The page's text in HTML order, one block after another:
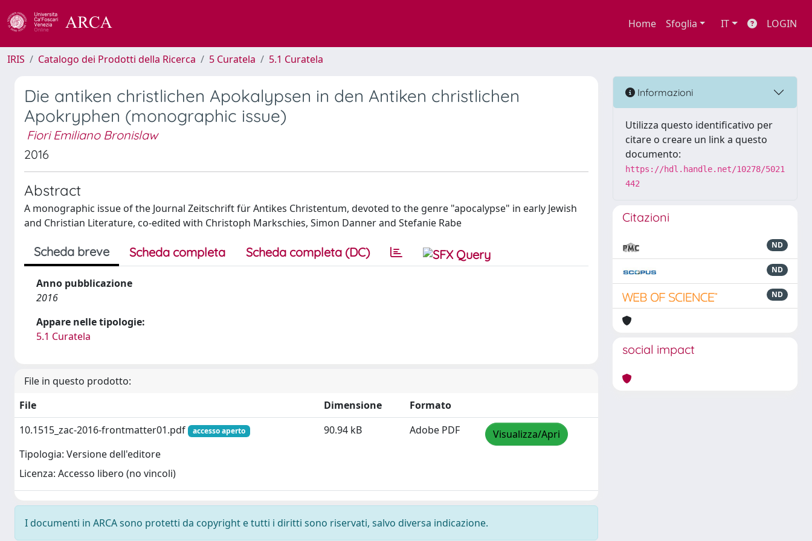
Home Sfoglia IT LOGIN
IRIS Catalogo dei Prodotti della Ricerca 5 Curatela 5.1 Curatela
Die antiken christlichen Apokalypsen in den Antiken christlichen
Apokryphen (monographic issue)
Fiori Emiliano Bronislaw
2016
Abstract
A monographic issue of the Journal Zeitschrift für Antikes Christentum, devoted to the genre "apocalypse" in early Jewish
and Christian Literature, co-edited with Christoph Markschies, Simon Danner and Stefanie Rabe
Scheda breve Scheda completa Scheda completa (DC)
Anno pubblicazione
2016
Appare nelle tipologie:
5.1 Curatela
File in questo prodotto:
File
Dimensione
Formato
10.1515_zac-2016-frontmatter01.pdf
accesso aperto
Tipologia: Versione dell'editore
Licenza: Accesso libero (no vincoli)
90.94 kB Adobe PDF Visualizza/Apri
I documenti in ARCA sono protetti da copyright e tutti i diritti sono riservati, salvo diversa indicazione.
Informazioni
Utilizza questo identificativo per
citare o creare un link a questo
documento:
https://hdl.handle.net/10278/5021
442
Citazioni
ND
ND
ND
social impact